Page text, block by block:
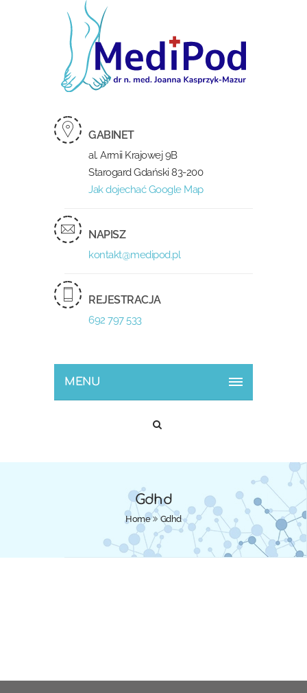
GABINET
al. Armii Krajowej 9B
Starogard Gdański 83-200
Jak dojechać Google Map
NAPISZ
kontakt@medipod.pl
REJESTRACJA
692 797 533
MENU
Gdhd
Home Gdhd